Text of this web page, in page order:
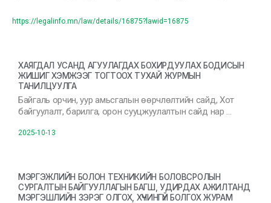
https://legalinfo.mn/law/details/16875?lawid=16875
ХАЯГДАЛ УСАНД АГУУЛАГДАХ БОХИРДУУЛАХ БОДИСЫН
ЖИШИГ ХЭМЖЭЭГ ТОГТООХ ТУХАЙ ЖУРМЫН
ТАНИЛЦУУЛГА
Байгаль орчин, уур амьсгалын өөрчлөлтийн сайд, Хот
байгуулалт, барилга, орон сууцжуулалтын сайд нар …
2025-10-13
МЭРГЭЖЛИЙН БОЛОН ТЕХНИКИЙН БОЛОВСРОЛЫН
СУРГАЛТЫН БАЙГУУЛЛАГЫН БАГШ, УДИРДАХ АЖИЛТАНД
МЭРГЭШЛИЙН ЗЭРЭГ ОЛГОХ, ХҮЧИНГҮЙ БОЛГОХ ЖУРАМ